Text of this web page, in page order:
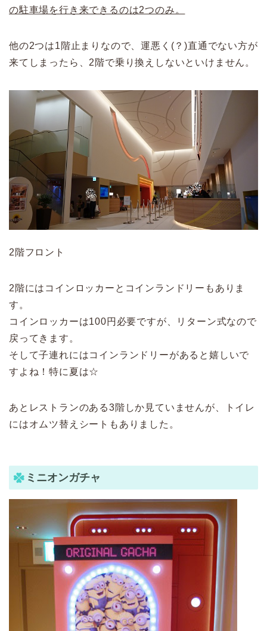
の駐車場を行き来できるのは2つのみ。
他の2つは1階止まりなので、運悪く(？)直通でない方が
来てしまったら、2階で乗り換えしないといけません。
2階フロント
2階にはコインロッカーとコインランドリーもありま
す。
コインロッカーは100円必要ですが、リターン式なので
戻ってきます。
そして子連れにはコインランドリーがあると嬉しいで
すよね！特に夏は☆
あとレストランのある3階しか見ていませんが、トイレ
にはオムツ替えシートもありました。
ミニオンガチャ